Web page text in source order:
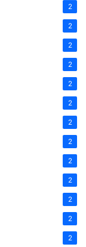
2
2
2
2
2
2
2
2
2
2
2
2
2